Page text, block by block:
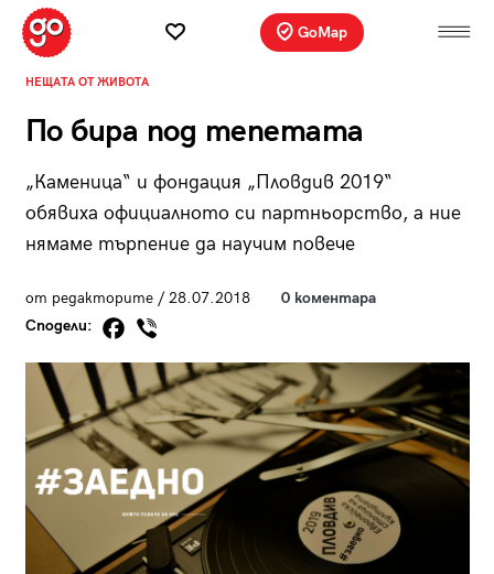
GoMap
НЕЩАТА ОТ ЖИВОТА
По бира под тепетата
„Каменица“ и фондация „Пловдив 2019“
обявиха официалното си партньорство, а ние
нямаме търпение да научим повече
от редакторите / 28.07.2018
0 коментара
Сподели: